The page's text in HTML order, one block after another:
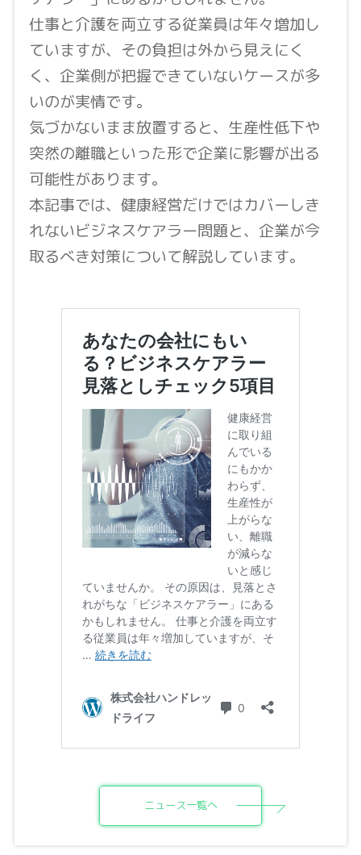
仕事と介護を両立する従業員は年々増加し
ていますが、その負担は外から見えにく
く、企業側が把握できていないケースが多
いのが実情です。
気づかないまま放置すると、生産性低下や
突然の離職といった形で企業に影響が出る
可能性があります。
本記事では、健康経営だけではカバーしき
れないビジネスケアラー問題と、企業が今
取るべき対策について解説しています。
ニュース一覧へ